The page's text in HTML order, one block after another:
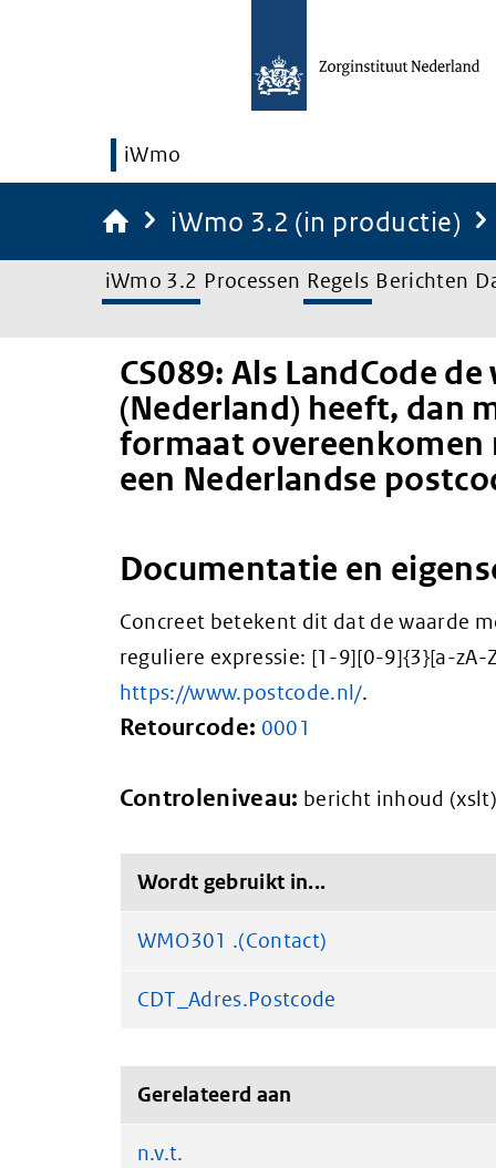
iWmo
iWmo 3.2 (in productie)
iWmo 3.2 Processen Regels Berichten
CS089: Als LandCode
(Nederland) heeft, dan
formaat overeenkomen
een Nederlandse
Documentatie en
Concreet betekent dit dat de waarde
reguliere expressie: [1-9][0-9]{3}[a-zA-
https://www.postcode.nl/.
Retourcode: 0001
Controleniveau: bericht inhoud
Wordt gebruikt in...
WMO301 .(Contact)
CDT_Adres.Postcode
Gerelateerd aan
n.v.t.